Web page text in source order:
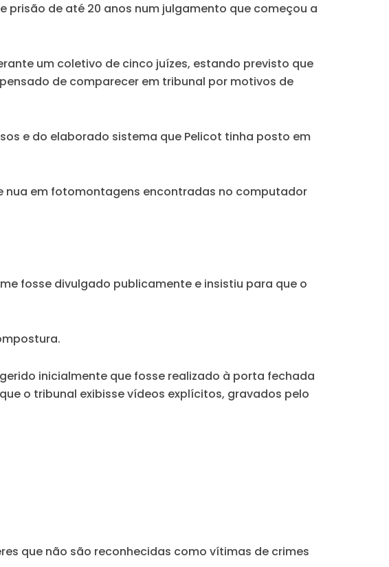
prisão de até 20 anos num julgamento que começou a
um coletivo de cinco juízes, estando previsto que
de comparecer em tribunal por motivos de
e do elaborado sistema que Pelicot tinha posto em
nua em fotomontagens encontradas no computador
fosse divulgado publicamente e insistiu para que o
inicialmente que fosse realizado à porta fechada
o tribunal exibisse vídeos explícitos, gravados pelo
que não são reconhecidas como vítimas de crimes